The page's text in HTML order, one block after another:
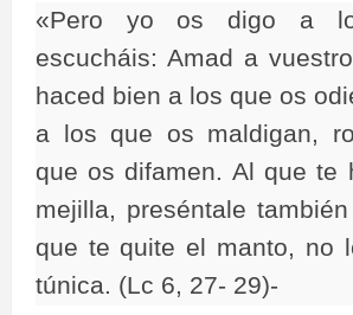
«Pero yo os digo a
escucháis: Amad a
haced bien a los que os
a los que os maldigan,
que os difamen. Al que te
mejilla, preséntale
que te quite el manto, no
túnica. (Lc 6, 27- 29)-